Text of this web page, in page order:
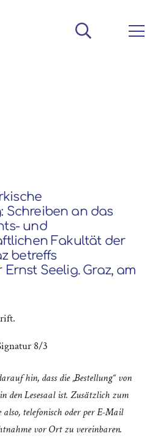
Schreiben an das
und
Fakultät der
betreffs
Seelig. Graz, am
8/3
hin, dass die „Bestellung“ von
den Lesesaal ist. Zusätzlich zum
telefonisch oder per E-Mail
vor Ort zu vereinbaren.